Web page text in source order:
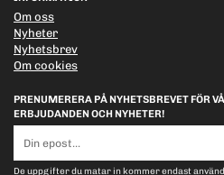
Om oss
Nyheter
Nyhetsbrev
Om cookies
PRENUMERERA PÅ NYHETSBREVET FÖR
ERBJUDANDEN OCH NYHETER!
postadress
De uppgifter du matar in kommer endast